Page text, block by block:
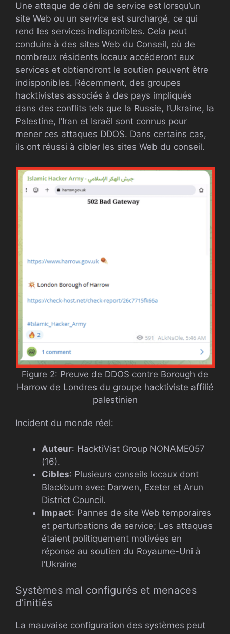
Une attaque de déni de service est lorsqu’un
site Web ou un service est surchargé, ce qui
rend les services indisponibles. Cela peut
conduire à des sites Web du Conseil, où de
nombreux résidents locaux accéderont aux
services et obtiendront le soutien peuvent être
indisponibles. Récemment, des groupes
hacktivistes associés à des pays impliqués
dans des conflits tels que la Russie, l’Ukraine, la
Palestine, l’Iran et Israël sont connus pour
mener ces attaques DDOS. Dans certains cas,
ils ont réussi à cibler les sites Web du conseil.
Figure 2: Preuve de DDOS contre Borough de
Harrow de Londres du groupe hacktiviste affilié
palestinien
Incident du monde réel:
Auteur: HacktiVist Group NONAME057
(16).
Cibles: Plusieurs conseils locaux dont
Blackburn avec Darwen, Exeter et Arun
District Council.
Impact: Pannes de site Web temporaires
et perturbations de service; Les attaques
étaient politiquement motivées en
réponse au soutien du Royaume-Uni à
l’Ukraine
Systèmes mal configurés et menaces
d’initiés
La mauvaise configuration des systèmes peut